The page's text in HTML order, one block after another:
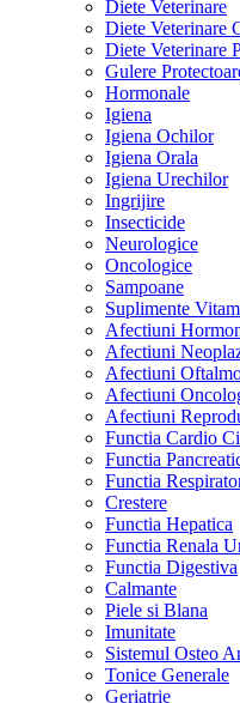
Diete Veterinare
Diete Veterinare
Diete Veterinare
Gulere
Hormonale
Igiena
Igiena Ochilor
Igiena Orala
Igiena Urechilor
Ingrijire
Insecticide
Neurologice
Oncologice
Sampoane
Suplimente
Afectiuni
Afectiuni
Afectiuni
Afectiuni
Afectiuni
Functia Cardio
Functia
Functia
Crestere
Functia Hepatica
Functia Renala
Functia Digestiva
Calmante
Piele si Blana
Imunitate
Sistemul Osteo
Tonice Generale
Geriatrie